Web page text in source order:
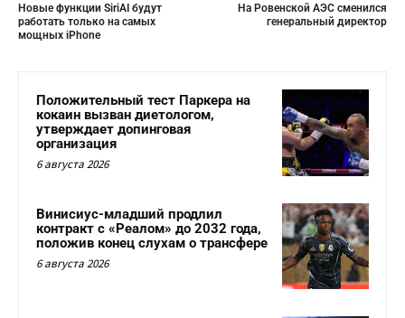
Новые функции SiriAI будут
работать только на самых
мощных iPhone
На Ровенской АЭС сменился
генеральный директор
Положительный тест Паркера на
кокаин вызван диетологом,
утверждает допинговая
организация
6 августа 2026
Винисиус-младший продлил
контракт с «Реалом» до 2032 года,
положив конец слухам о трансфере
6 августа 2026